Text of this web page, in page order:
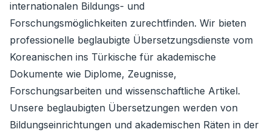
internationalen Bildungs- und
Forschungsmöglichkeiten zurechtfinden. Wir bieten
professionelle beglaubigte Übersetzungsdienste vom
Koreanischen ins Türkische für akademische
Dokumente wie Diplome, Zeugnisse,
Forschungsarbeiten und wissenschaftliche Artikel.
Unsere beglaubigten Übersetzungen werden von
Bildungseinrichtungen und akademischen Räten in der